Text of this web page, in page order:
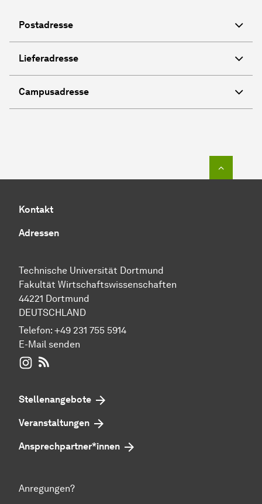
Postadresse
Lieferadresse
Campusadresse
Kontakt
Adressen
Technische Universität Dortmund
Fakultät Wirtschaftswissenschaften
44221 Dortmund
DEUTSCHLAND
Telefon: +49 231 755 5914
E-Mail senden
WIWI auf Instagram
Stellenangebote
Veranstaltungen
Ansprechpartner*innen
Anregungen?